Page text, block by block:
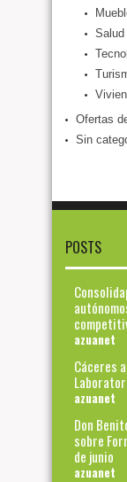
Salud
Ofertas
Sin
POSTS
azuanet
Cáceres
azuanet
Don
sobre
de junio
azuanet